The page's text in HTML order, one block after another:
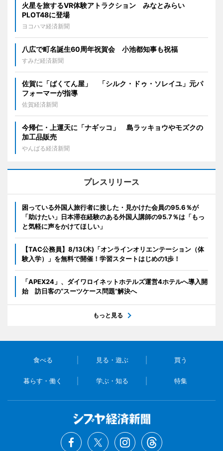
火星を旅するVR体験アトラクション みなとみらい
PLOT48に登場
ヨコハマ経済新聞
八広で町名誕生60周年祝賀会 小池都知事も祝福
すみだ経済新聞
佐賀に「ばくてん屋」 「シルク・ドゥ・ソレイユ」元パ
フォーマーが指導
佐賀経済新聞
今帰仁・上運天に「ナギッコ」 島ラッキョウやモズクの
加工品販売
やんばる経済新聞
プレスリリース
困っている外国人旅行者に接した・見かけた会員の95.6％が
「助けたい」日本滞在経験のある外国人講師の95.7％は「もっ
と気軽に声をかけてほしい」
【TAC公務員】8/13(木)「オンラインオリエンテーション（体
験入学）」を無料で開催！学習スタートはじめの1歩！
「APEX24」、ダイワロイネットホテルズ運営4ホテルへ導入開
始 訪日客の“スーツケース問題”解決へ
もっと見る
食べる 見る・遊ぶ 買う
暮らす・働く 学ぶ・知る 特集